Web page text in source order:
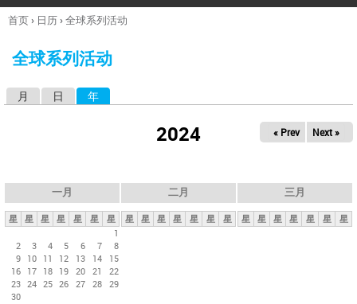
你
这
首页› 日历›全球系列活动
全球系列活动
月 日 年
2024 « Prev Next »
一月
星 星 星 星 星 星
星
1
2
3 4 5 6 7
8
9 10 11 12 13 14
15
16 17 18 19 20 21
22
23 24 25 26 27 28 29
30
二月
星 星 星 星 星 星 星
三月
星 星 星 星 星 星 星